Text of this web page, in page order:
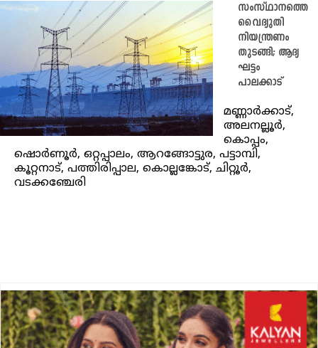
സംസ്ഥാനത്തെ
വൈദ്യുതി
നിയന്ത്രണം
തുടങ്ങി; ആദ്യ
ഘട്ടം
പാലക്കാട്
മണ്ണാർക്കാട്,
അലനല്ലൂർ,
കൊപ്പം,
ഷൊർണൂർ, ഒറ്റപ്പാലം, ആറങ്ങോട്ടുര, പട്ടാമ്പി,
കൂറ്റനാട്, പത്തിരിപ്പാല, കൊല്ലങ്കോട്, ചിറ്റൂർ,
വടക്കഞ്ചേരി